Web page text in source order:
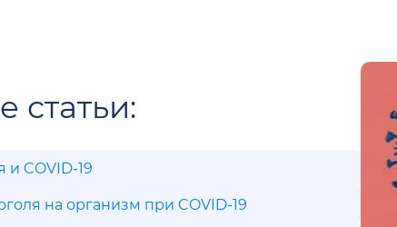
статьи:
COVID-19
на организм при COVID-19